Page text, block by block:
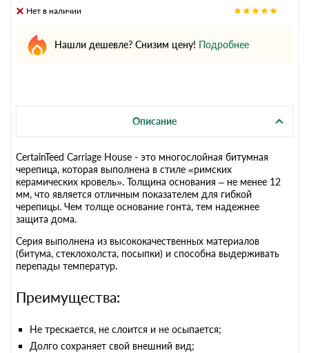
Нет в наличии
Нашли дешевле? Снизим цену! Подробнее
Описание
CertainTeed Carriage House - это многослойная битумная
черепица, которая выполнена в стиле «римских
керамических кровель». Толщина основания – не менее 12
мм, что является отличным показателем для гибкой
черепицы. Чем толще основание гонта, тем надежнее
защита дома.
Серия выполнена из высококачественных материалов
(битума, стеклохолста, посыпки) и способна выдерживать
перепады температур.
Преимущества:
Не трескается, не слоится и не осыпается;
Долго сохраняет свой внешний вид;